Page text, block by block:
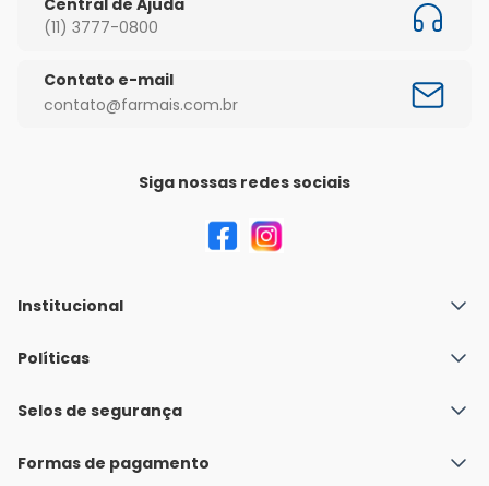
(11) 3777-0800
Contato e-mail
contato@farmais.com.br
Siga nossas redes sociais
Institucional
Quem Somos
Nossas lojas
Políticas
Política de Envio
Políticas de Trocas e Devoluções
Selos de segurança
Formas de pagamento